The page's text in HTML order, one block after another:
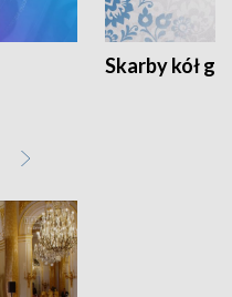
Skarby kół